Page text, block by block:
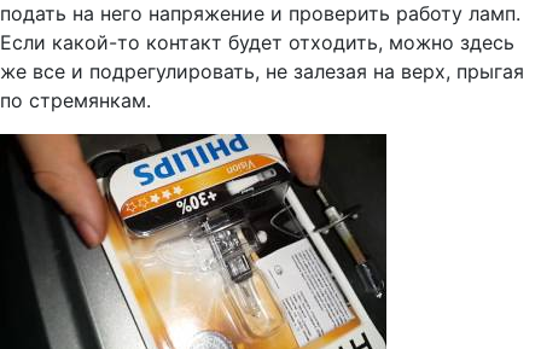
подать на него напряжение и проверить работу ламп.
Если какой-то контакт будет отходить, можно здесь
же все и подрегулировать, не залезая на верх, прыгая
по стремянкам.